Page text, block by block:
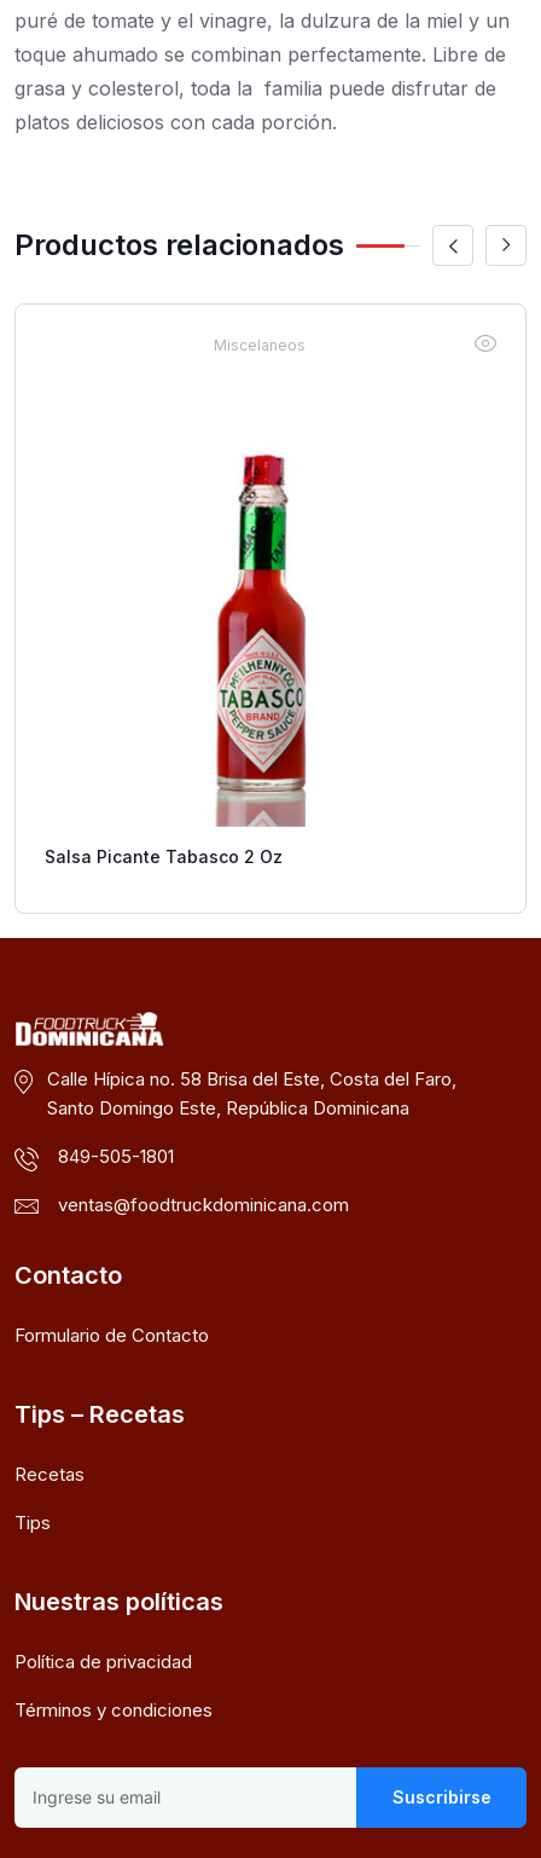
puré de tomate y el vinagre, la dulzura de la miel y un
toque ahumado se combinan perfectamente. Libre de
grasa y colesterol, toda la familia puede disfrutar de
platos deliciosos con cada porción.
Productos relacionados
Miscelaneos
Salsa Picante Tabasco 2 Oz
Calle Hípica no. 58 Brisa del Este, Costa del Faro,
Santo Domingo Este, República Dominicana
849-505-1801
ventas@foodtruckdominicana.com
Contacto
Formulario de Contacto
Tips – Recetas
Recetas
Tips
Nuestras políticas
Política de privacidad
Términos y condiciones
Suscribirse